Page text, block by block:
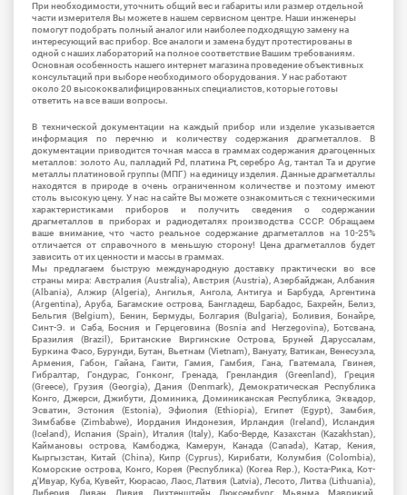
При необходимости, уточнить общий вес и габариты или размер отдельной
части измерителя Вы можете в нашем сервисном центре. Наши инженеры
помогут подобрать полный аналог или наиболее подходящую замену на
интересующий вас прибор. Все аналоги и замена будут протестированы в
одной с наших лабораторий на полное соответствие Вашим требованиям.
Основная особенность нашего интернет магазина проведение объективных
консультаций при выборе необходимого оборудования. У нас работают
около 20 высококвалифицированных специалистов, которые готовы
ответить на все ваши вопросы.
В технической документации на каждый прибор или изделие указывается
информация по перечню и количеству содержания драгметаллов. В
документации приводится точная масса в граммах содержания драгоценных
металлов: золото Au, палладий Pd, платина Pt, серебро Ag, тантал Ta и другие
металлы платиновой группы (МПГ) на единицу изделия. Данные драгметаллы
находятся в природе в очень ограниченном количестве и поэтому имеют
столь высокую цену. У нас на сайте Вы можете ознакомиться с техническими
характеристиками приборов и получить сведения о содержании
драгметаллов в приборах и радиодеталях производства СССР. Обращаем
ваше внимание, что часто реальное содержание драгметаллов на 10-25%
отличается от справочного в меньшую сторону! Цена драгметаллов будет
зависить от их ценности и массы в граммах.
Мы предлагаем быструю международную доставку практически во все
страны мира: Австралия (Australia), Австрия (Austria), Азербайджан, Албания
(Albania), Алжир (Algeria), Ангилья, Ангола, Антигуа и Барбуда, Аргентина
(Argentina), Аруба, Багамские острова, Бангладеш, Барбадос, Бахрейн, Белиз,
Бельгия (Belgium), Бенин, Бермуды, Болгария (Bulgaria), Боливия, Бонайре,
Синт-Э. и Саба, Босния и Герцеговина (Bosnia and Herzegovina), Ботсвана,
Бразилия (Brazil), Британские Виргинские Острова, Бруней Даруссалам,
Буркина Фасо, Бурунди, Бутан, Вьетнам (Vietnam), Вануату, Ватикан, Венесуэла,
Армения, Габон, Гайана, Гаити, Гамия, Гамбия, Гана, Гватемала, Гвинея,
Гибралтар, Гондурас, Гонконг, Гренада, Гренландия (Greenland), Греция
(Greece), Грузия (Georgia), Дания (Denmark), Демократическая Республика
Конго, Джерси, Джибути, Доминика, Доминиканская Республика, Эквадор,
Эсватин, Эстония (Estonia), Эфиопия (Ethiopia), Египет (Egypt), Замбия,
Зимбабве (Zimbabwe), Иордания Индонезия, Ирландия (Ireland), Исландия
(Iceland), Испания (Spain), Италия (Italy), Кабо-Верде, Казахстан (Kazakhstan),
Каймановы острова, Камбоджа, Камерун, Канада (Canada), Катар, Кения,
Кыргызстан, Китай (China), Кипр (Cyprus), Кирибати, Колумбия (Colombia),
Коморские острова, Конго, Корея (Республика) (Korea Rep.), Коста-Рика, Кот-
д'Ивуар, Куба, Кувейт, Кюрасао, Лаос, Латвия (Latvia), Лесото, Литва (Lithuania),